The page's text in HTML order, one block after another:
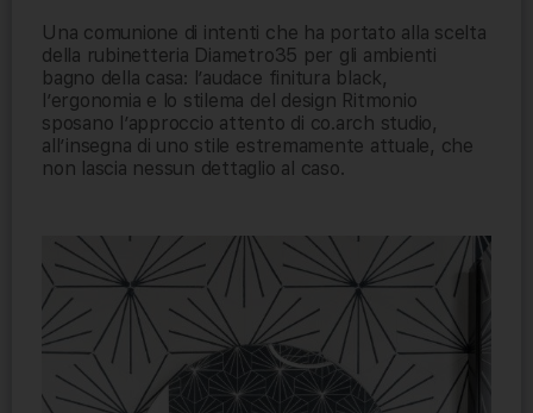
Una comunione di intenti che ha portato alla scelta
della rubinetteria Diametro35 per gli ambienti
bagno della casa: l’audace finitura black,
l’ergonomia e lo stilema del design Ritmonio
sposano l’approccio attento di co.arch studio,
all’insegna di uno stile estremamente attuale, che
non lascia nessun dettaglio al caso.